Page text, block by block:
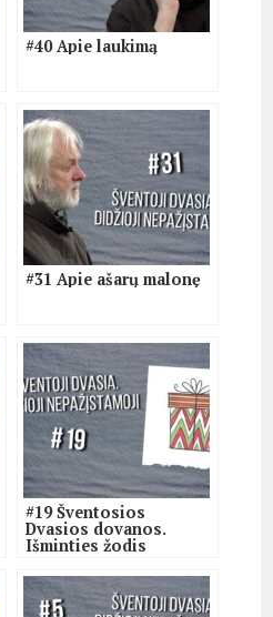
#40 Apie laukimą
#31 Apie ašarų malonę
#19 Šventosios
Dvasios dovanos.
Išminties žodis